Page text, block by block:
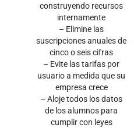
construyendo recursos
internamente
– Elimine las
suscripciones anuales de
cinco o seis cifras
– Evite las tarifas por
usuario a medida que su
empresa crece
– Aloje todos los datos
de los alumnos para
cumplir con leyes